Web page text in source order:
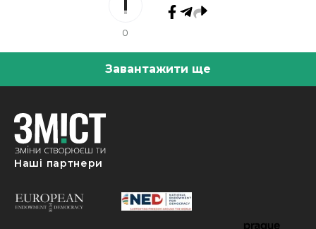
0
Завантажити ще
Наші партнери